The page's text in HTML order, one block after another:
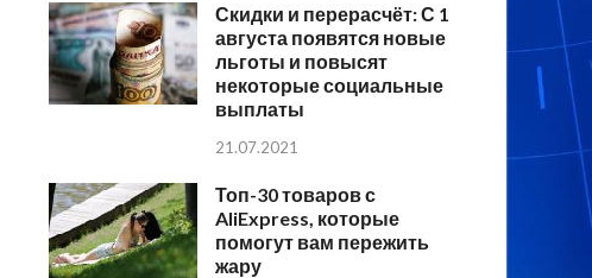
Скидки и перерасчёт: С 1
августа появятся новые
льготы и повысят
некоторые социальные
выплаты
21.07.2021
Топ-30 товаров с
AliExpress, которые
помогут вам пережить
жару